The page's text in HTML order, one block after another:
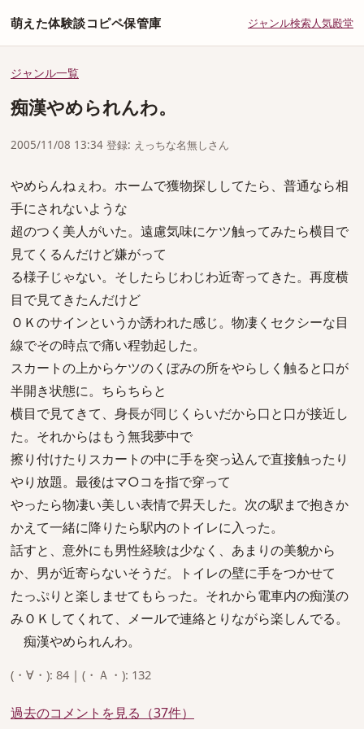
萌えた体験談コピペ保管庫 ジャンル検索人気殿堂
ジャンル一覧
痴漢やめられんわ。
2005/11/08 13:34 登録: えっちな名無しさん
やめらんねぇわ。ホームで獲物探ししてたら、普通なら相
手にされないような
超のつく美人がいた。遠慮気味にケツ触ってみたら横目で
見てくるんだけど嫌がって
る様子じゃない。そしたらじわじわ近寄ってきた。再度横
目で見てきたんだけど
ＯＫのサインというか誘われた感じ。物凄くセクシーな目
線でその時点で痛い程勃起した。
スカートの上からケツのくぼみの所をやらしく触ると口が
半開き状態に。ちらちらと
横目で見てきて、身長が同じくらいだから口と口が接近し
た。それからはもう無我夢中で
擦り付けたりスカートの中に手を突っ込んで直接触ったり
やり放題。最後はマ○コを指で穿って
やったら物凄い美しい表情で昇天した。次の駅まで抱きか
かえて一緒に降りたら駅内のトイレに入った。
話すと、意外にも男性経験は少なく、あまりの美貌から
か、男が近寄らないそうだ。トイレの壁に手をつかせて
たっぷりと楽しませてもらった。それから電車内の痴漢の
みＯＫしてくれて、メールで連絡とりながら楽しんでる。
痴漢やめられんわ。
(・∀・): 84 | (・Ａ・): 132
過去のコメントを見る（37件）